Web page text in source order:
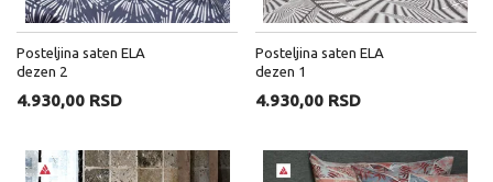
Posteljina saten ELA
dezen 2
4.930,00 RSD
Posteljina saten ELA
dezen 1
4.930,00 RSD